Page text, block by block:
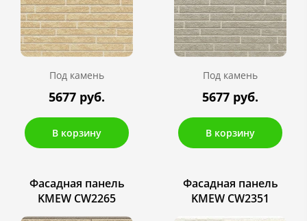
Под камень
5677 руб.
В корзину
Под камень
5677 руб.
В корзину
Фасадная панель
KMEW CW2265
Фасадная панель
KMEW CW2351